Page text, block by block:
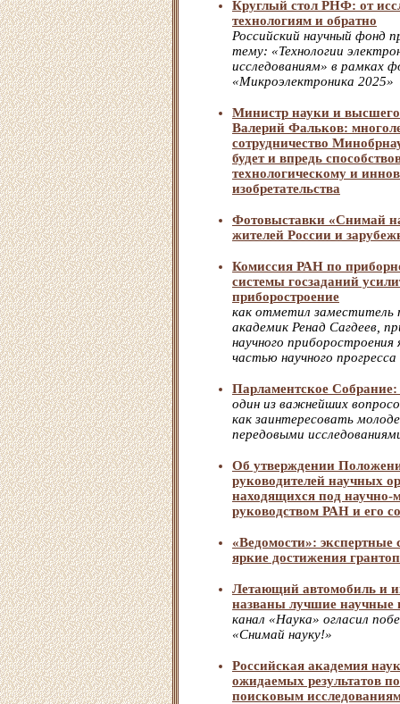
Круглый стол РНФ: от
технологиям и обратно
Российский научный фонд
тему: «Технологии
исследованиям» в рамках
«Микроэлектроника 2025»
Министр науки и
Валерий Фальков:
сотрудничество
будет и впредь
технологическому и
изобретательства
Фотовыставки «Снимай
жителей России и
Комиссия РАН по
системы госзаданий
приборостроение
как отметил
академик Ренад Сагдеев,
научного
частью научного прогресса
Парламентское
один из важнейших
как заинтересовать
передовыми
Об утверждении
руководителей научных
находящихся под научно-
руководством РАН и его
«Ведомости»:
яркие достижения
Летающий автомобиль и
названы лучшие научные
канал «Наука» огласил
«Снимай науку!»
Российская академия
ожидаемых результатов
поисковым